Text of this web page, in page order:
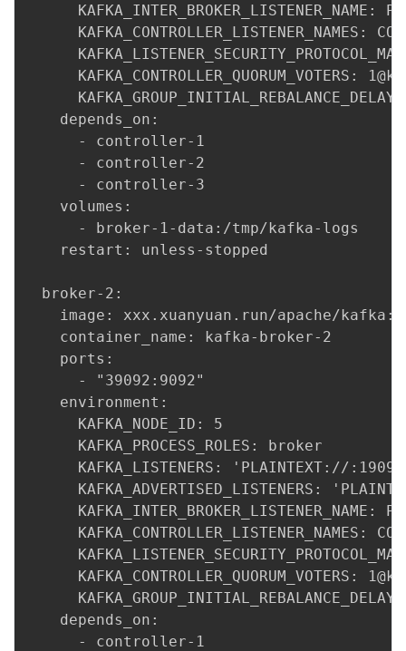
KAFKA_INTER_BROKER_LISTENER_NAME:
KAFKA_CONTROLLER_LISTENER_NAMES:
KAFKA_CONTROLLER_QUORUM_VOTERS:
    depends_on:
      - controller-1
      - controller-2
      - controller-3
    volumes:
      - broker-1-data:/tmp/kafka-logs
    restart: unless-stopped
  broker-2:
image: xxx.xuanyuan.run/apache/
    container_name: kafka-broker-2
    ports:
      - "39092:9092"
    environment:
      KAFKA_NODE_ID: 5
      KAFKA_PROCESS_ROLES: broker
KAFKA_LISTENERS: 'PLAINTEXT://
KAFKA_ADVERTISED_LISTENERS:
KAFKA_INTER_BROKER_LISTENER_NAME:
KAFKA_CONTROLLER_LISTENER_NAMES:
KAFKA_CONTROLLER_QUORUM_VOTERS:
    depends_on:
      - controller-1